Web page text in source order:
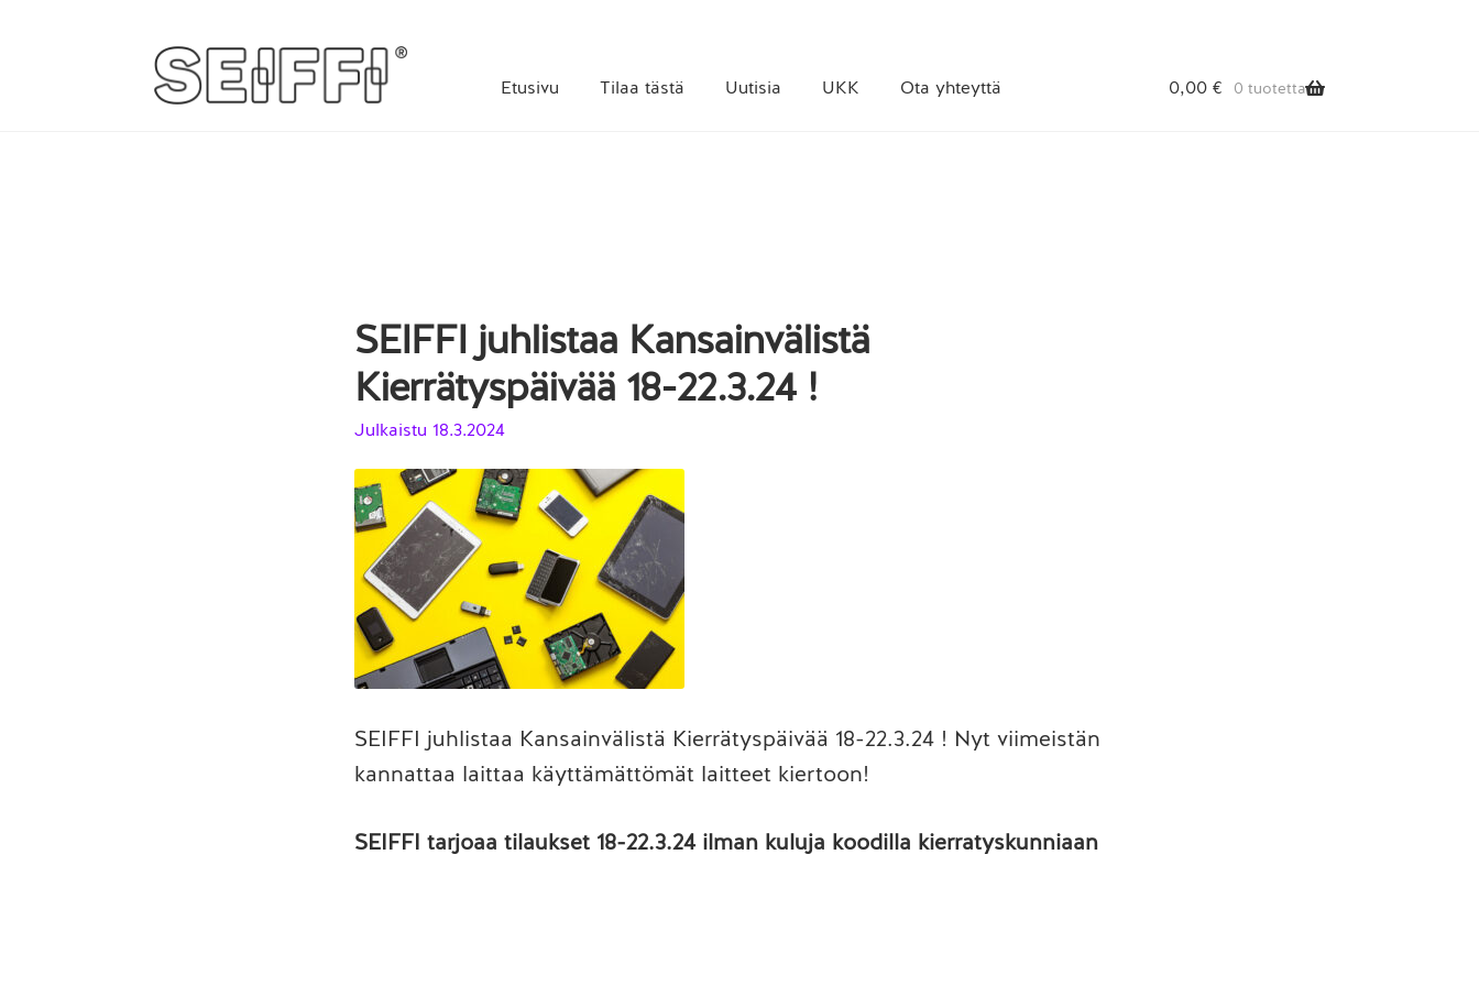
Siirry
navigointiin
Siirry
sisältöön
Etusivu Tilaa tästä Uutisia UKK Ota yhteyttä 0,00 € 0 tuotetta
SEIFFI juhlistaa Kansainvälistä
Kierrätyspäivää 18-22.3.24 !
Julkaistu 18.3.2024
SEIFFI juhlistaa Kansainvälistä Kierrätyspäivää 18-22.3.24 ! Nyt viimeistän
kannattaa laittaa käyttämättömät laitteet kiertoon!
SEIFFI tarjoaa tilaukset 18-22.3.24 ilman kuluja koodilla kierratyskunniaan